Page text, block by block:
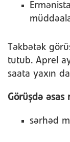
Təkbətək
tutub. Aprel
saata yaxın
Görüşdə əsas
sərhəd